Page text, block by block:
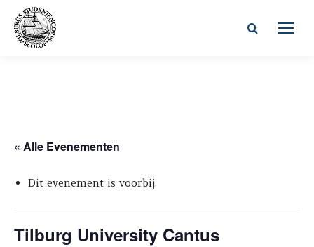
Zoeken:
« Alle Evenementen
Dit evenement is voorbij.
Tilburg University Cantus